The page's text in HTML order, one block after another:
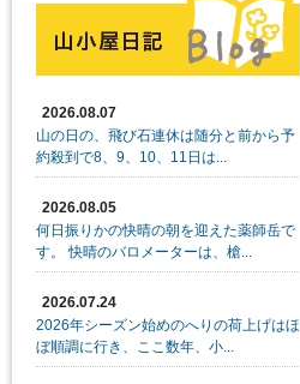
2026.08.07
山の日の、飛び石連休は随分と前から予
約殺到で8、9、10、11日は...
2026.08.05
何日振りかの快晴の朝を迎えた薬師岳で
す。 快晴のバロメーターは、槍...
2026.07.24
2026年シーズン始めのへりの荷上げはほ
ぼ順調に行き、ここ数年、小...